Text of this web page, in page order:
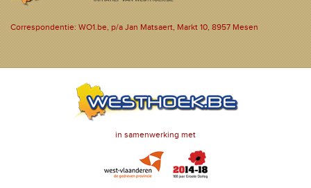
Correspondentie: WO1.be, p/a Jan Matsaert, Markt 10, 8957 Mesen
in samenwerking met